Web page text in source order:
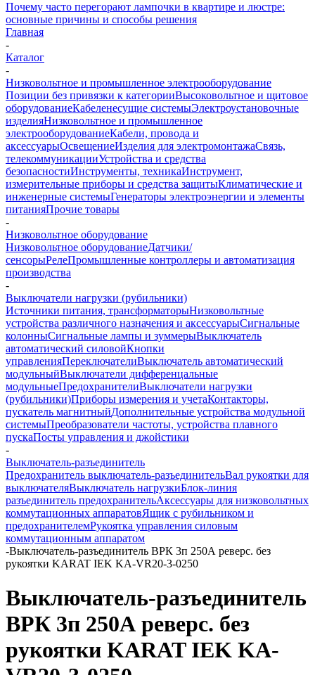
Почему часто перегорают лампочки в квартире и люстре:
основные причины и способы решения
Главная
-
Каталог
-
Низковольтное и промышленное электрооборудование
Позиции без привязки к категорииВысоковольтное и щитовое
оборудованиеКабеленесущие системыЭлектроустановочные
изделияНизковольтное и промышленное
электрооборудованиеКабели, провода и
аксессуарыОсвещениеИзделия для электромонтажаСвязь,
телекоммуникацииУстройства и средства
безопасностиИнструменты, техникаИнструмент,
измерительные приборы и средства защитыКлиматические и
инженерные системыГенераторы электроэнергии и элементы
питанияПрочие товары
-
Низковольтное оборудование
Низковольтное оборудованиеДатчики/
сенсорыРелеПромышленные контроллеры и автоматизация
производства
-
Выключатели нагрузки (рубильники)
Источники питания, трансформаторыНизковольтные
устройства различного назначения и аксессуарыСигнальные
колонныСигнальные лампы и зуммерыВыключатель
автоматический силовойКнопки
управленияПереключателиВыключатель автоматический
модульныйВыключатели дифференцальные
модульныеПредохранителиВыключатели нагрузки
(рубильники)Приборы измерения и учетаКонтакторы,
пускатель магнитныйДополнительные устройства модульной
системыПреобразователи частоты, устройства плавного
пускаПосты управления и джойстики
-
Выключатель-разъединитель
Предохранитель выключатель-разъединительВал рукоятки для
выключателяВыключатель нагрузкиБлок-линия
разъединитель предохранительАксессуары для низковольтных
коммутационных аппаратовЯщик с рубильником и
предохранителемРукоятка управления силовым
коммутационным аппаратом
-Выключатель-разъединитель ВРК 3п 250А реверс. без
рукоятки KARAT IEK KA-VR20-3-0250
Выключатель-разъединитель
ВРК 3п 250А реверс. без
рукоятки KARAT IEK KA-